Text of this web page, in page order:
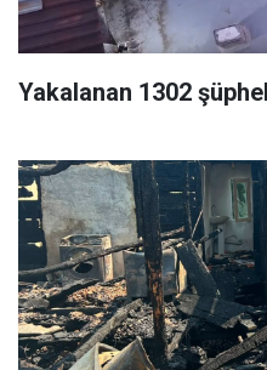
Yakalanan 1302